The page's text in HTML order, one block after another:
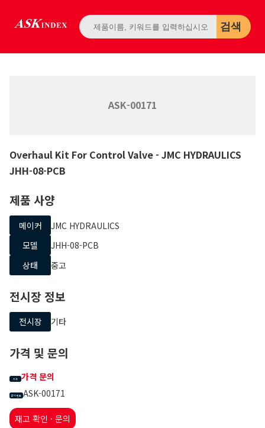
검색
ASK-00171
Overhaul Kit For Control Valve- JMC HYDRAULICS
JHH-08-PCB
제품 사양
메이커
JMC HYDRAULICS
모델
JHH-08-PCB
상태
중고
전시장 정보
전시장 기타
가격 및 문의
가격 가격 문의
문의 번호 ASK-00171
재고 확인 · 문의